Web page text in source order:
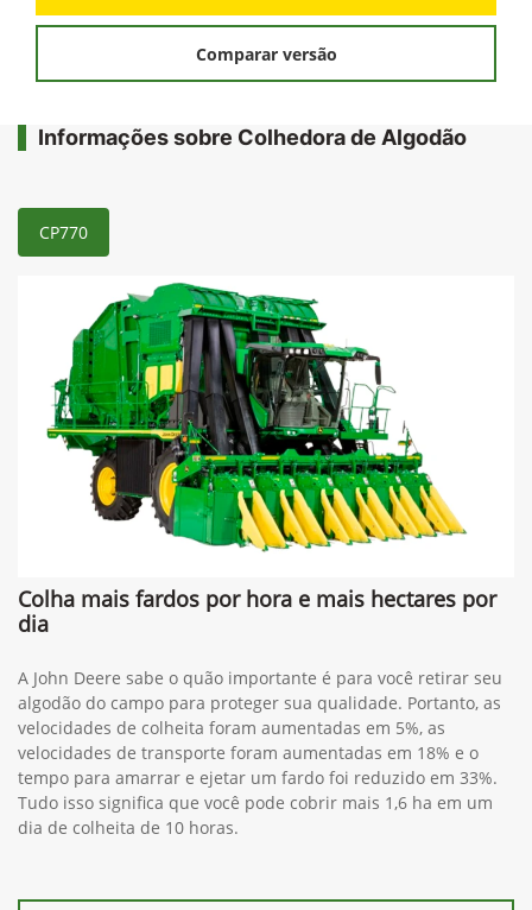
Comparar versão
Informações sobre Colhedora de Algodão
CP770
Colha mais fardos por hora e mais hectares por
dia
A John Deere sabe o quão importante é para você retirar seu
algodão do campo para proteger sua qualidade. Portanto, as
velocidades de colheita foram aumentadas em 5%, as
velocidades de transporte foram aumentadas em 18% e o
tempo para amarrar e ejetar um fardo foi reduzido em 33%.
Tudo isso significa que você pode cobrir mais 1,6 ha em um
dia de colheita de 10 horas.